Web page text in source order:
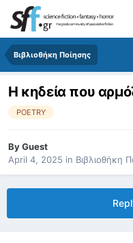
Βιβλιοθήκη Ποίησης
Η κηδεία που
POETRY
ByGuest
April 4, 2025 in Βιβλιοθήκη